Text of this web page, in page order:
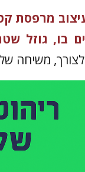
מרפסת
בו, גוזל
משיחה